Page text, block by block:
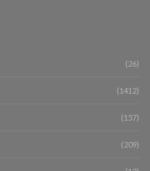
(26)
(1412)
(157)
(209)